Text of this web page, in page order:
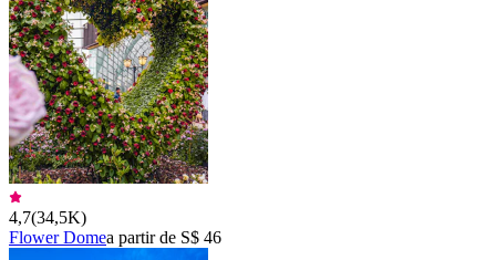
4,7(34,5K)
Flower Domea partir de S$ 46